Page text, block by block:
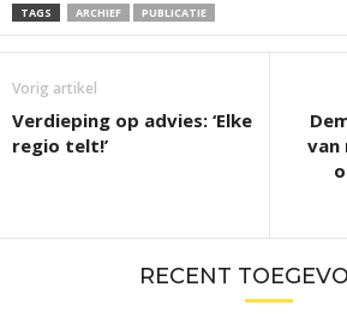
TAGS ARCHIEF PUBLICATIE
Vorig artikel
Verdieping op advies: ‘Elke
regio telt!’
van
RECENT